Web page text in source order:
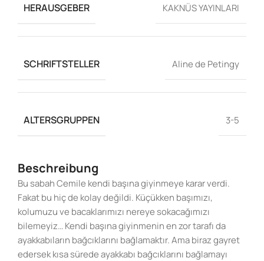
HERAUSGEBER KAKNÜS YAYINLARI
SCHRIFTSTELLER Aline de Petingy
ALTERSGRUPPEN 3-5
Beschreibung
Bu sabah Cemile kendi başına giyinmeye karar verdi.
Fakat bu hiç de kolay değildi. Küçükken başımızı,
kolumuzu ve bacaklarımızı nereye sokacağımızı
bilemeyiz… Kendi başına giyinmenin en zor tarafı da
ayakkabıların bağcıklarını bağlamaktır. Ama biraz gayret
edersek kısa sürede ayakkabı bağcıklarını bağlamayı